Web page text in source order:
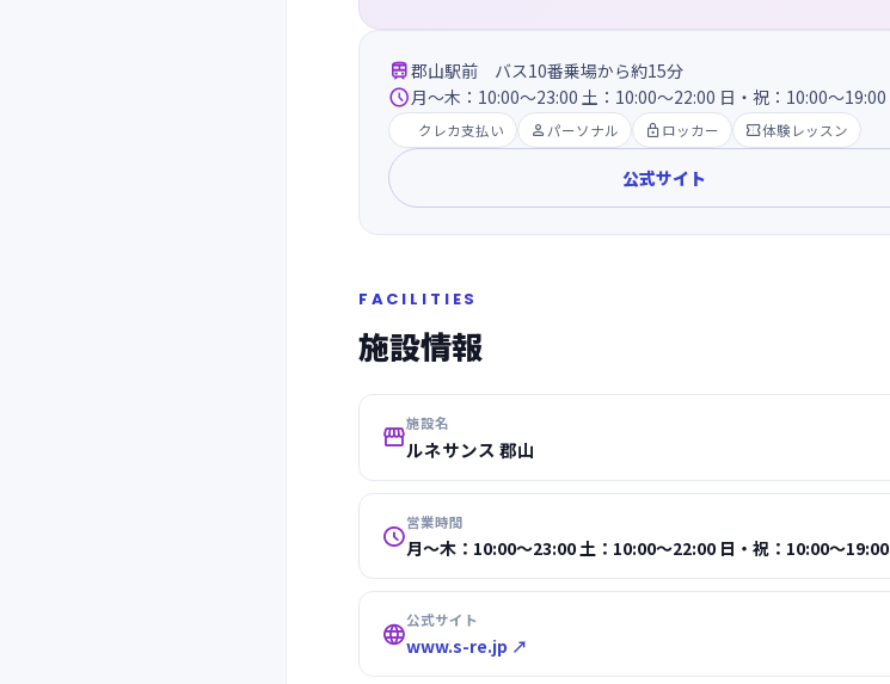
郡山駅前 バス10番乗場から約15分
月～木：10:00～23:00 土：10:00～22:00 日・祝：10:00～19:00
クレカ支払い  パーソナル ロッカー 体験レッスン
公式サイト
FACILITIES
施設情報
施設名
ルネサンス 郡山
営業時間
月～木：10:00～23:00 土：10:00～22:00 日・祝：10:00～19:00
公式サイト
www.s-re.jp ↗